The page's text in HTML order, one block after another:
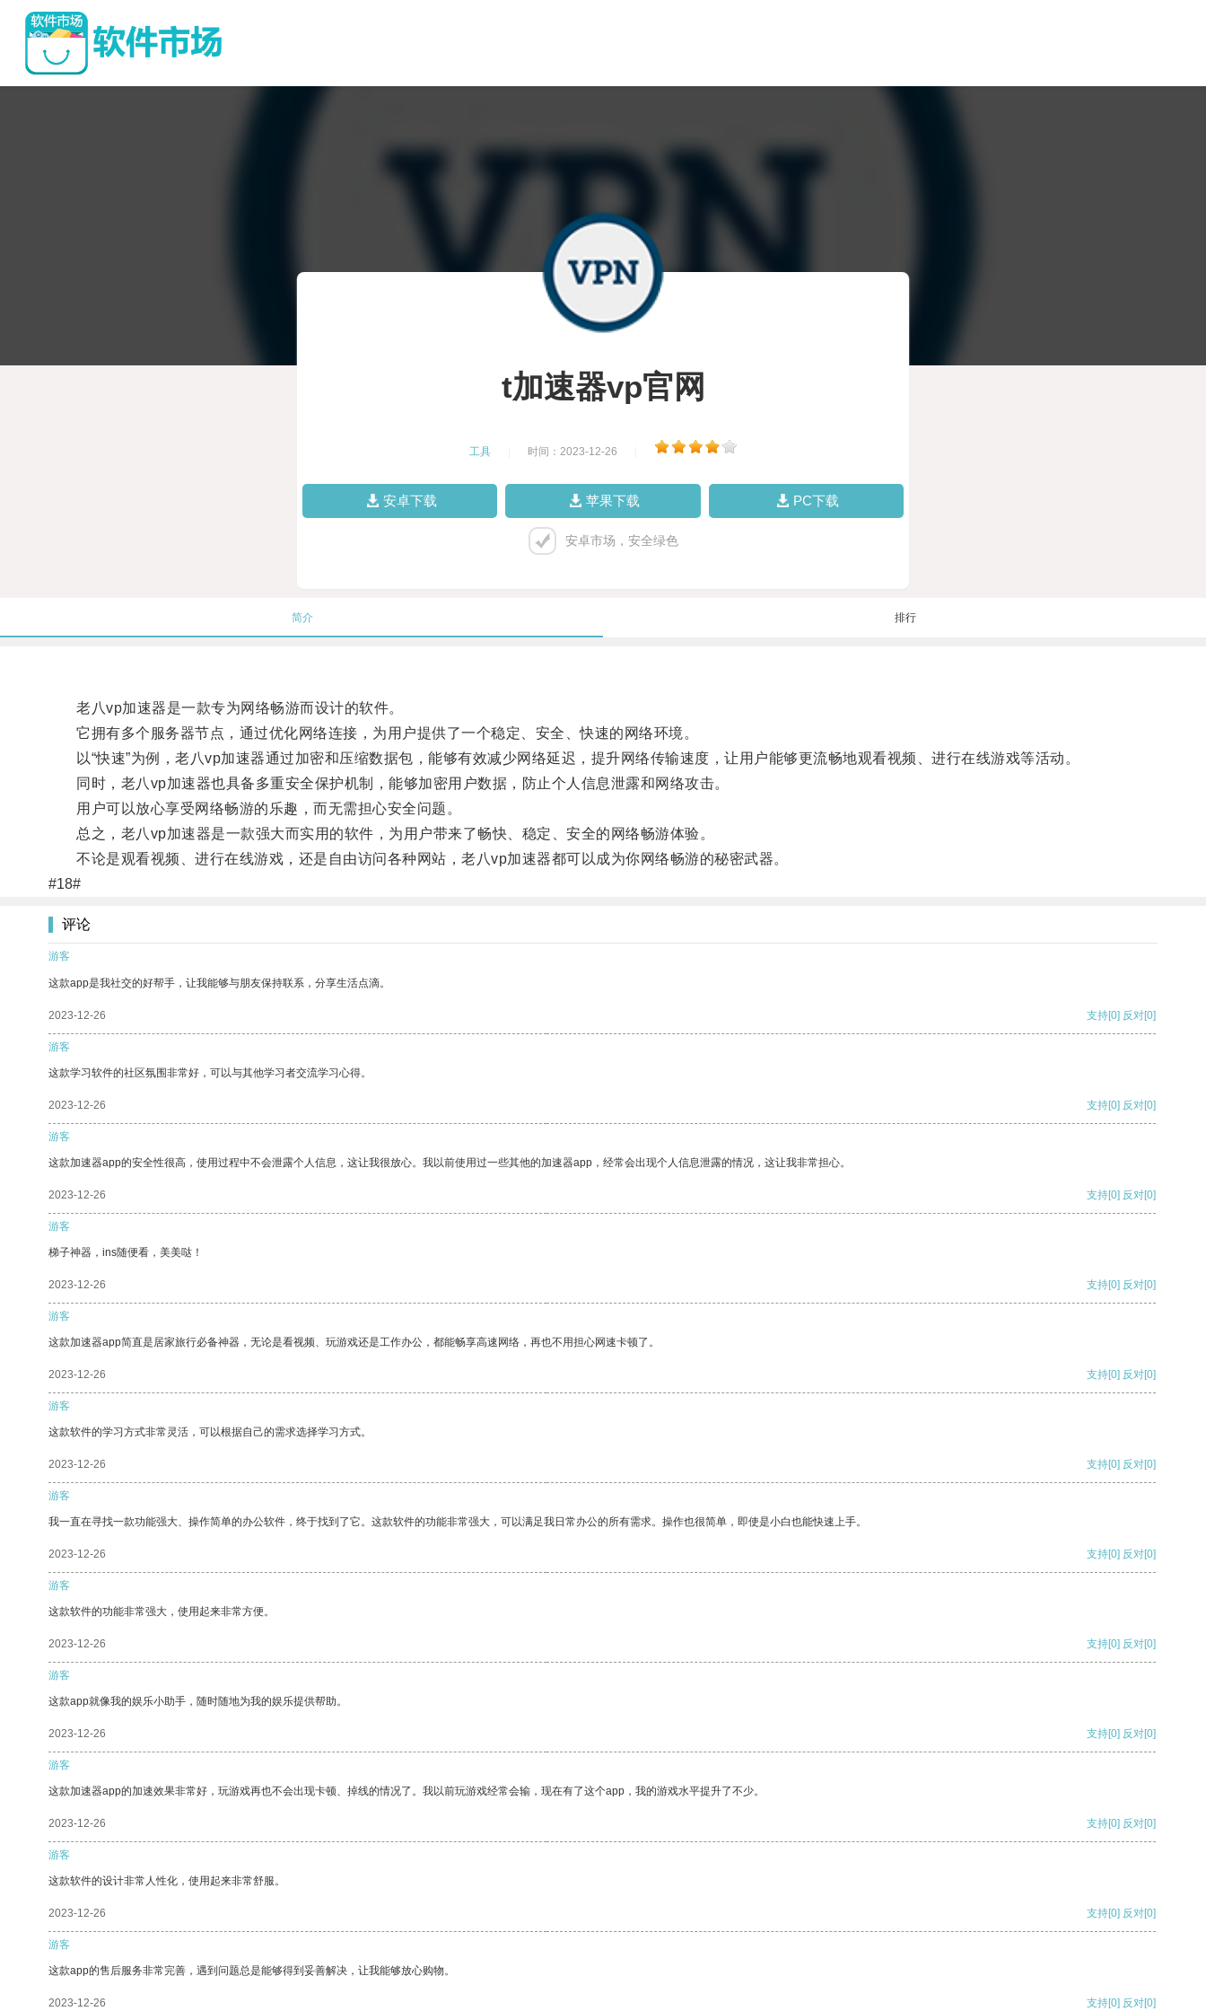
t加速器vp官网
工具 时间：2023-12-26
安卓下载 苹果下载 PC下载
安卓市场，安全绿色
简介 排行
老八vp加速器是一款专为网络畅游而设计的软件。
它拥有多个服务器节点，通过优化网络连接，为用户提供了一个稳定、安全、快速的网络环境。
以“快速”为例，老八vp加速器通过加密和压缩数据包，能够有效减少网络延迟，提升网络传输速度，让用户能够更流畅地观看视频、进行在线游戏等活动。
同时，老八vp加速器也具备多重安全保护机制，能够加密用户数据，防止个人信息泄露和网络攻击。
用户可以放心享受网络畅游的乐趣，而无需担心安全问题。
总之，老八vp加速器是一款强大而实用的软件，为用户带来了畅快、稳定、安全的网络畅游体验。
不论是观看视频、进行在线游戏，还是自由访问各种网站，老八vp加速器都可以成为你网络畅游的秘密武器。
#18#
评论
游客
这款app是我社交的好帮手，让我能够与朋友保持联系，分享生活点滴。
2023-12-26 支持[0] 反对[0]
游客
这款学习软件的社区氛围非常好，可以与其他学习者交流学习心得。
2023-12-26 支持[0] 反对[0]
游客
这款加速器app的安全性很高，使用过程中不会泄露个人信息，这让我很放心。我以前使用过一些其他的加速器app，经常会出现个人信息泄露的情况，这让我非常担心。
2023-12-26 支持[0] 反对[0]
游客
梯子神器，ins随便看，美美哒！
2023-12-26 支持[0] 反对[0]
游客
这款加速器app简直是居家旅行必备神器，无论是看视频、玩游戏还是工作办公，都能畅享高速网络，再也不用担心网速卡顿了。
2023-12-26 支持[0] 反对[0]
游客
这款软件的学习方式非常灵活，可以根据自己的需求选择学习方式。
2023-12-26 支持[0] 反对[0]
游客
我一直在寻找一款功能强大、操作简单的办公软件，终于找到了它。这款软件的功能非常强大，可以满足我日常办公的所有需求。操作也很简单，即使是小白也能快速上手。
2023-12-26 支持[0] 反对[0]
游客
这款软件的功能非常强大，使用起来非常方便。
2023-12-26 支持[0] 反对[0]
游客
这款app就像我的娱乐小助手，随时随地为我的娱乐提供帮助。
2023-12-26 支持[0] 反对[0]
游客
这款加速器app的加速效果非常好，玩游戏再也不会出现卡顿、掉线的情况了。我以前玩游戏经常会输，现在有了这个app，我的游戏水平提升了不少。
2023-12-26 支持[0] 反对[0]
游客
这款软件的设计非常人性化，使用起来非常舒服。
2023-12-26 支持[0] 反对[0]
游客
这款app的售后服务非常完善，遇到问题总是能够得到妥善解决，让我能够放心购物。
2023-12-26 支持[0] 反对[0]